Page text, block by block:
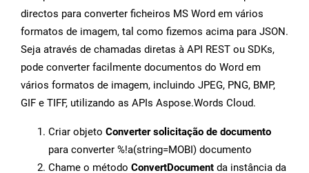
directos para converter ficheiros MS Word em vários
formatos de imagem, tal como fizemos acima para JSON.
Seja através de chamadas diretas à API REST ou SDKs,
pode converter facilmente documentos do Word em
vários formatos de imagem, incluindo JPEG, PNG, BMP,
GIF e TIFF, utilizando as APIs Aspose.Words Cloud.
Criar objeto Converter solicitação de documento
para converter %!a(string=MOBI) documento
Chame o método ConvertDocument da instância da